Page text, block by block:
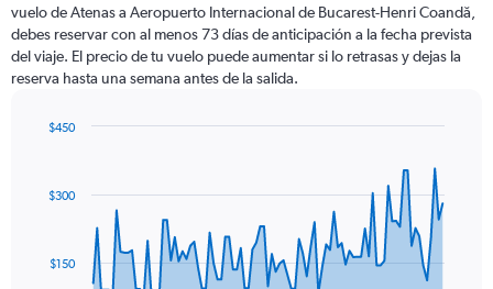
vuelo de Atenas a Aeropuerto Internacional de Bucarest-Henri Coandă,
debes reservar con al menos 73 días de anticipación a la fecha prevista
del viaje. El precio de tu vuelo puede aumentar si lo retrasas y dejas la
reserva hasta una semana antes de la salida.
data
The
$150
$300
$450